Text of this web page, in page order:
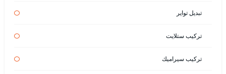
تبديل تواير
تركيب ستلايت
تركيب سيراميك